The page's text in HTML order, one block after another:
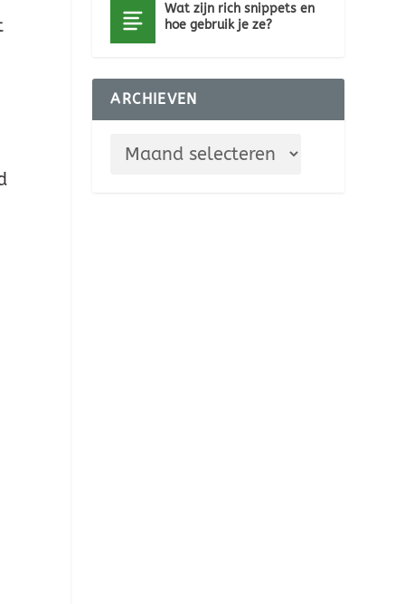
Wat zijn rich snippets en
hoe gebruik je ze?
ARCHIEVEN